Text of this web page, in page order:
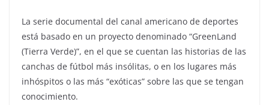
La serie documental del canal americano de deportes
está basado en un proyecto denominado “GreenLand
(Tierra Verde)”, en el que se cuentan las historias de las
canchas de fútbol más insólitas, o en los lugares más
inhóspitos o las más “exóticas” sobre las que se tengan
conocimiento.